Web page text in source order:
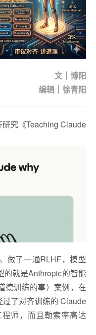
文｜博阳
编辑｜徐青阳
究《Teaching Claude
做了一通RLHF，模型
的就是Anthropic的智能
德训练的事）案例，在
了对齐训练的 Claude
师，而且勒索率高达